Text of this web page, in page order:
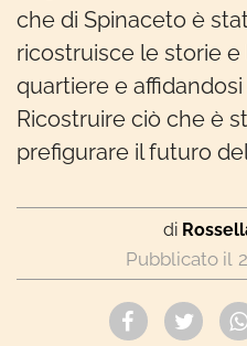
che di Spinaceto è
ricostruisce le storie
quartiere e
Ricostruire ciò che è
prefigurare il futuro
di